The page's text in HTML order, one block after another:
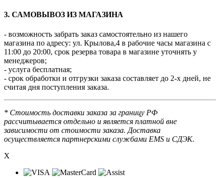
3. САМОВЫВОЗ ИЗ МАГАЗИНА
- возможность забрать заказ самостоятельно из нашего
магазина по адресу: ул. Крылова,4 в рабочие часы магазина с
11:00 до 20:00, срок резерва товара в магазине уточнять у
менеджеров;
- услуга бесплатная;
- срок обработки и отгрузки заказа составляет до 2-х дней, не
считая дня поступления заказа.
* Стоимость доставки заказа за границу РФ
рассчитывается отдельно и является платной вне
зависимости от стоимости заказа. Доставка
осуществляется партнерскими службами EMS и СДЭК.
X